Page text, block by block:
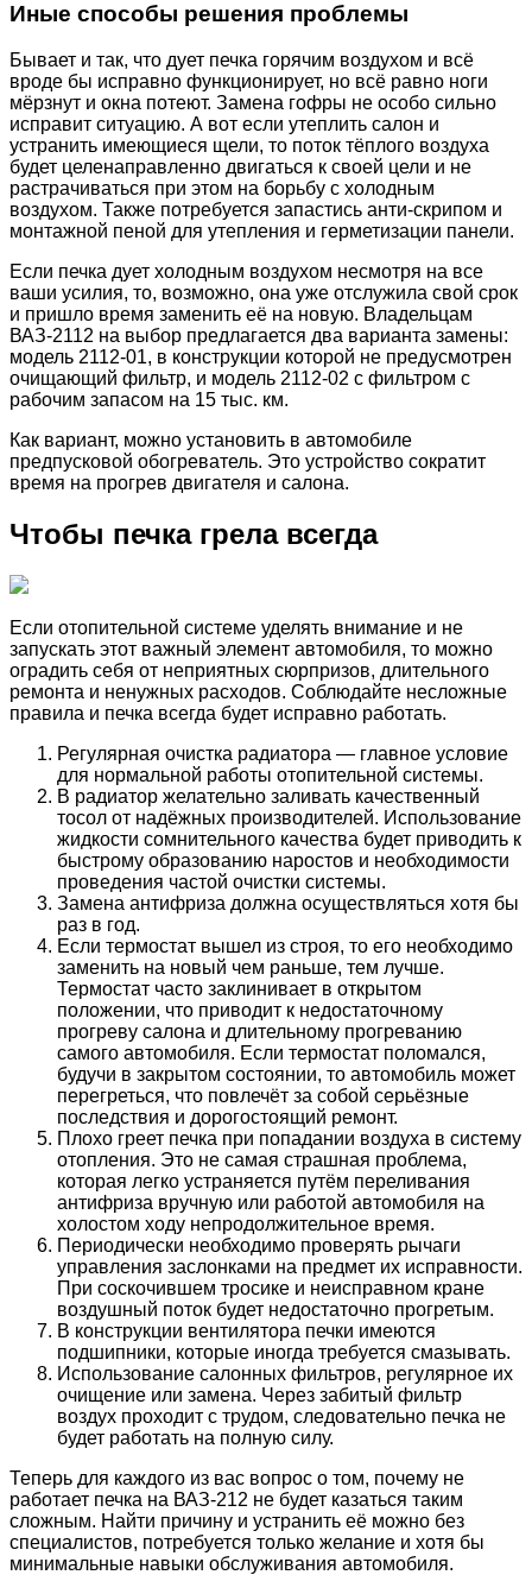
Иные способы решения проблемы
Бывает и так, что дует печка горячим воздухом и всё
вроде бы исправно функционирует, но всё равно ноги
мёрзнут и окна потеют. Замена гофры не особо сильно
исправит ситуацию. А вот если утеплить салон и
устранить имеющиеся щели, то поток тёплого воздуха
будет целенаправленно двигаться к своей цели и не
растрачиваться при этом на борьбу с холодным
воздухом. Также потребуется запастись анти-скрипом и
монтажной пеной для утепления и герметизации панели.
Если печка дует холодным воздухом несмотря на все
ваши усилия, то, возможно, она уже отслужила свой срок
и пришло время заменить её на новую. Владельцам
ВАЗ-2112 на выбор предлагается два варианта замены:
модель 2112-01, в конструкции которой не предусмотрен
очищающий фильтр, и модель 2112-02 с фильтром с
рабочим запасом на 15 тыс. км.
Как вариант, можно установить в автомобиле
предпусковой обогреватель. Это устройство сократит
время на прогрев двигателя и салона.
Чтобы печка грела всегда
Если отопительной системе уделять внимание и не
запускать этот важный элемент автомобиля, то можно
оградить себя от неприятных сюрпризов, длительного
ремонта и ненужных расходов. Соблюдайте несложные
правила и печка всегда будет исправно работать.
Регулярная очистка радиатора — главное условие
для нормальной работы отопительной системы.
В радиатор желательно заливать качественный
тосол от надёжных производителей. Использование
жидкости сомнительного качества будет приводить к
быстрому образованию наростов и необходимости
проведения частой очистки системы.
Замена антифриза должна осуществляться хотя бы
раз в год.
Если термостат вышел из строя, то его необходимо
заменить на новый чем раньше, тем лучше.
Термостат часто заклинивает в открытом
положении, что приводит к недостаточному
прогреву салона и длительному прогреванию
самого автомобиля. Если термостат поломался,
будучи в закрытом состоянии, то автомобиль может
перегреться, что повлечёт за собой серьёзные
последствия и дорогостоящий ремонт.
Плохо греет печка при попадании воздуха в систему
отопления. Это не самая страшная проблема,
которая легко устраняется путём переливания
антифриза вручную или работой автомобиля на
холостом ходу непродолжительное время.
Периодически необходимо проверять рычаги
управления заслонками на предмет их исправности.
При соскочившем тросике и неисправном кране
воздушный поток будет недостаточно прогретым.
В конструкции вентилятора печки имеются
подшипники, которые иногда требуется смазывать.
Использование салонных фильтров, регулярное их
очищение или замена. Через забитый фильтр
воздух проходит с трудом, следовательно печка не
будет работать на полную силу.
Теперь для каждого из вас вопрос о том, почему не
работает печка на ВАЗ-212 не будет казаться таким
сложным. Найти причину и устранить её можно без
специалистов, потребуется только желание и хотя бы
минимальные навыки обслуживания автомобиля.